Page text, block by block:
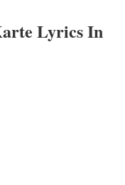
Lyrics In